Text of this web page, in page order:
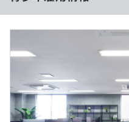
・ツールベンダー様と気
あるため、開発はスムー
・社員教育・研修制度（
向け研修、外部英語研修
・キャリア支援（キャリ
休憩時間：12：00～13：
平均残業時間：平均18時
【年間休日121日】
・完全週休2日制
・GW休暇
過去３年間の新卒採用者数
前年度 採用者数24人 離職
2年度前 採用者数40人 離
3年度前 採用者数104人
過去３年間の新卒採用者